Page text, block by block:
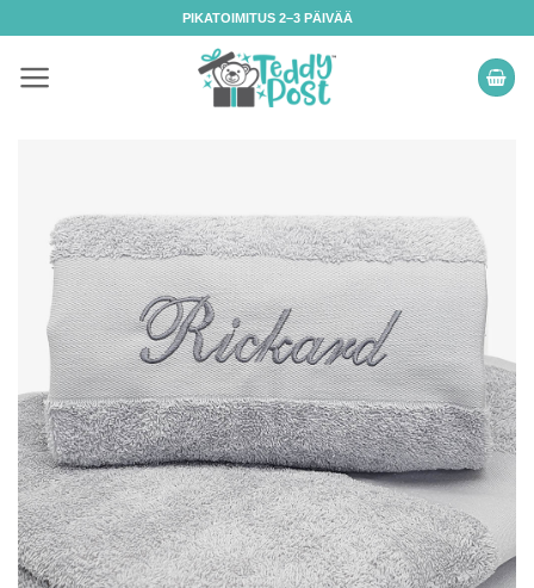
to
PIKATOIMITUS 2–3 PÄIVÄÄ